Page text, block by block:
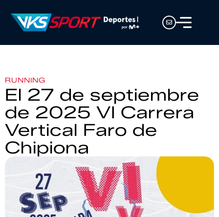
RUNNING
El 27 de septiembre
de 2025 VI Carrera
Vertical Faro de
Chipiona